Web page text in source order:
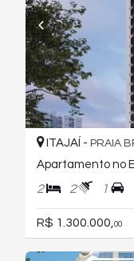
ITAJAÍ - PRAIA
Apartamento no
2 2 1
R$ 1.300.000,00